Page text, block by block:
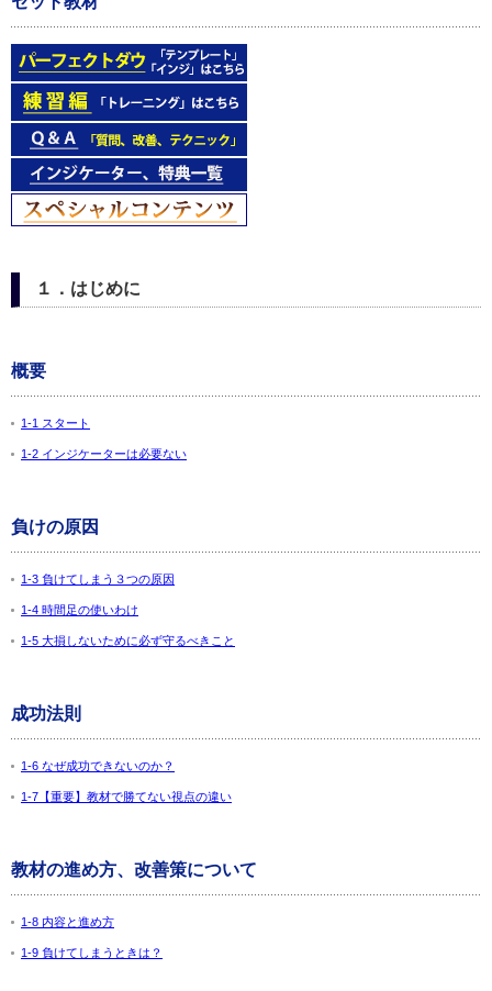
１．はじめに
概要
1-1 スタート
1-2 インジケーターは必要ない
負けの原因
1-3 負けてしまう３つの原因
1-4 時間足の使いわけ
1-5 大損しないために必ず守るべきこと
成功法則
1-6 なぜ成功できないのか？
1-7【重要】教材で勝てない視点の違い
教材の進め方、改善策について
1-8 内容と進め方
1-9 負けてしまうときは？